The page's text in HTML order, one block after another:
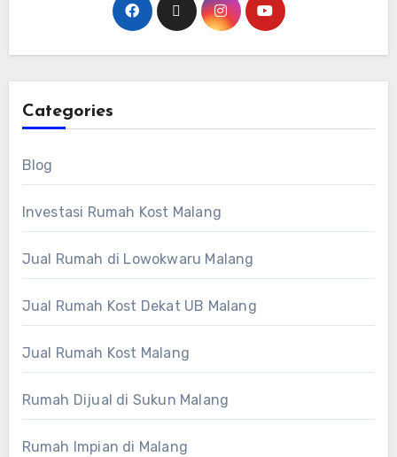
Categories
Blog
Investasi Rumah Kost Malang
Jual Rumah di Lowokwaru Malang
Jual Rumah Kost Dekat UB Malang
Jual Rumah Kost Malang
Rumah Dijual di Sukun Malang
Rumah Impian di Malang